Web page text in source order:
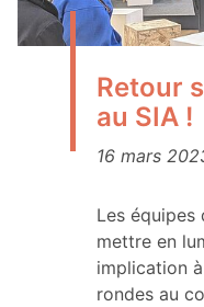
Retour
au SIA !
16 mars
Les équipes
mettre en
implication
rondes au